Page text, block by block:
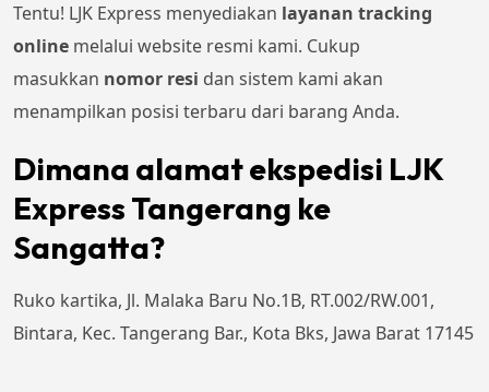
Tentu! LJK Express menyediakan layanan tracking
online melalui website resmi kami. Cukup
masukkan nomor resi dan sistem kami akan
menampilkan posisi terbaru dari barang Anda.
Dimana alamat ekspedisi LJK
Express Tangerang ke
Sangatta?
Ruko kartika, Jl. Malaka Baru No.1B, RT.002/RW.001,
Bintara, Kec. Tangerang Bar., Kota Bks, Jawa Barat 17145